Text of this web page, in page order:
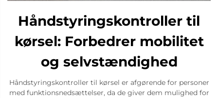
Håndstyringskontroller til
kørsel: Forbedrer mobilitet
og selvstændighed
Håndstyringskontroller til kørsel er afgørende for personer
med funktionsnedsættelser, da de giver dem mulighed for